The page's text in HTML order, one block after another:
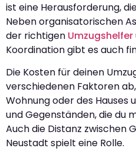
ist eine Herausforderung,
Neben organisatorischen
der richtigen Umzugshelfer
Koordination gibt es auch
Die Kosten für deinen
verschiedenen Faktoren
Wohnung oder des Hauses
und Gegenständen, die du
Auch die Distanz zwischen
Neustadt spielt eine Rolle.